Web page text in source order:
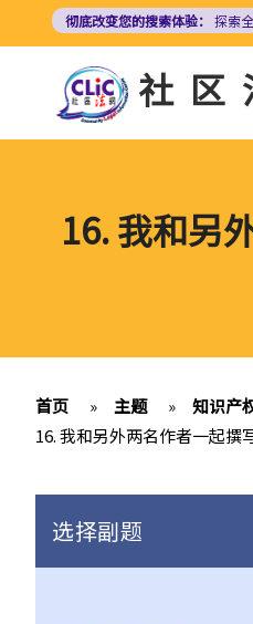
内
彻底改变您的搜索体验： 探索
社区
16. 我和另
首页 » 主题 » 知识产
16. 我和另外两名作者一起撰
选择副题